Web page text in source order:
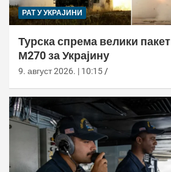
РАТ У УКРАЈИНИ
Турска спрема велики
М270 за Украјину
9. август 2026. | 10:15